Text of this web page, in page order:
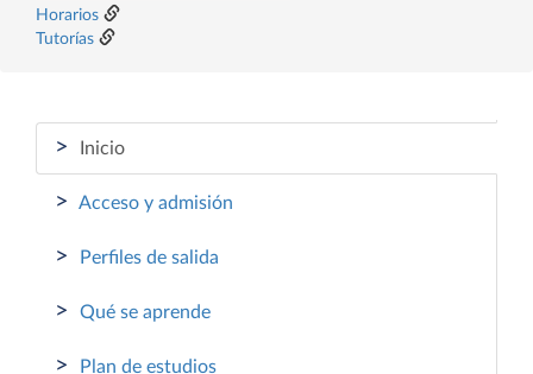
Horarios
Tutorías
> Inicio
> Acceso y admisión
> Perfiles de salida
> Qué se aprende
> Plan de estudios